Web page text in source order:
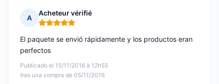
A
Acheteur vérifié
Nota: 5 de 5
Publicado el 15/11/2016 à 12h55
tras una compra de 05/11/2016
El paquete se envió rápidamente y los productos eran
perfectos